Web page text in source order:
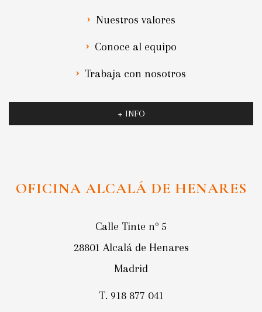
Nuestros valores
Conoce al equipo
Trabaja con nosotros
+ INFO
OFICINA ALCALÁ DE HENARES
Calle Tinte nº 5
28801 Alcalá de Henares
Madrid
T. 918 877 041